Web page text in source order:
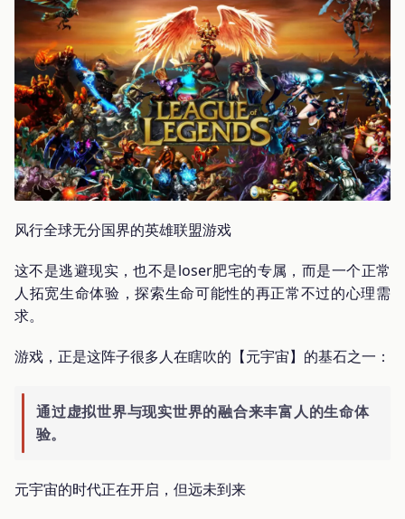
风行全球无分国界的英雄联盟游戏
这不是逃避现实，也不是loser肥宅的专属，而是一个正常
人拓宽生命体验，探索生命可能性的再正常不过的心理需
求。
游戏，正是这阵子很多人在瞎吹的【元宇宙】的基石之一：
通过虚拟世界与现实世界的融合来丰富人的生命体
验。
元宇宙的时代正在开启，但远未到来